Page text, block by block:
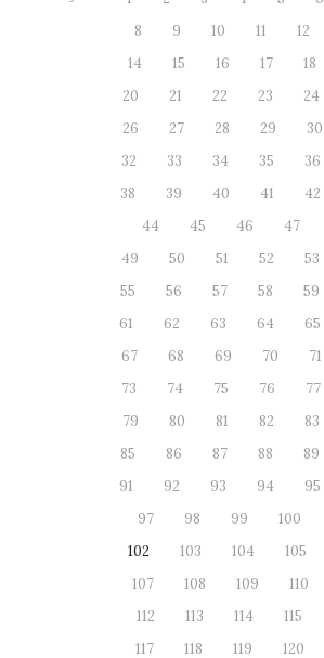
8
9 10 11 12
14
15 16 17 18
20
21 22 23 24
26
27 28 29 30
32
33 34 35 36
38
39 40 41 42
44
45 46 47
49
50 51 52 53
55
56 57 58 59
61
62 63 64 65
67
68 69 70 71
73
74 75 76 77
79
80 81 82 83
85
86 87 88 89
91
92 93 94 95
97
98 99 100
102
103 104 105
107
108 109 110
112
113 114 115
117
118 119 120